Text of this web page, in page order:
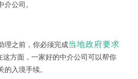
公司。
理之前，你必须完成当地政府要求
这方面，一家好的中介公司可以帮你
入境手续。